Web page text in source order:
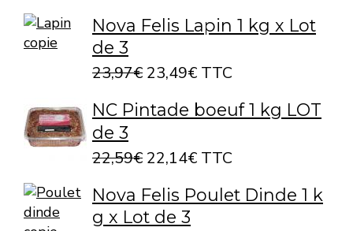
Nova Felis Lapin 1 kg x Lot
de 3
23,97€ 23,49€ TTC
NC Pintade boeuf 1 kg LOT
de 3
22,59€ 22,14€ TTC
Nova Felis Poulet Dinde 1 k
g x Lot de 3